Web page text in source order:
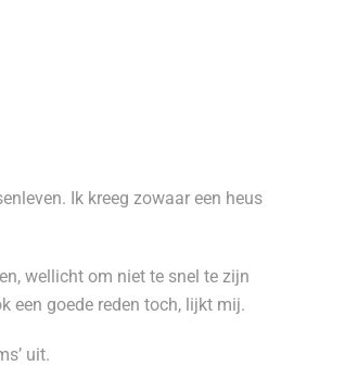
Ik kreeg zowaar een heus
wellicht om niet te snel te zijn
een goede reden toch, lijkt mij.
uit.